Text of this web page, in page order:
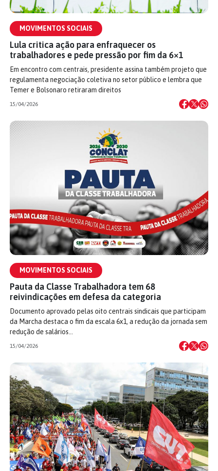
MOVIMENTOS SOCIAIS
Lula critica ação para enfraquecer os
trabalhadores e pede pressão por fim da 6×1
Em encontro com centrais, presidente assina também projeto que
regulamenta negociação coletiva no setor público e lembra que
Temer e Bolsonaro retiraram direitos
15/04/2026
MOVIMENTOS SOCIAIS
Pauta da Classe Trabalhadora tem 68
reivindicações em defesa da categoria
Documento aprovado pelas oito centrais sindicais que participam
da Marcha destaca o fim da escala 6x1, a redução da jornada sem
redução de salários…
15/04/2026